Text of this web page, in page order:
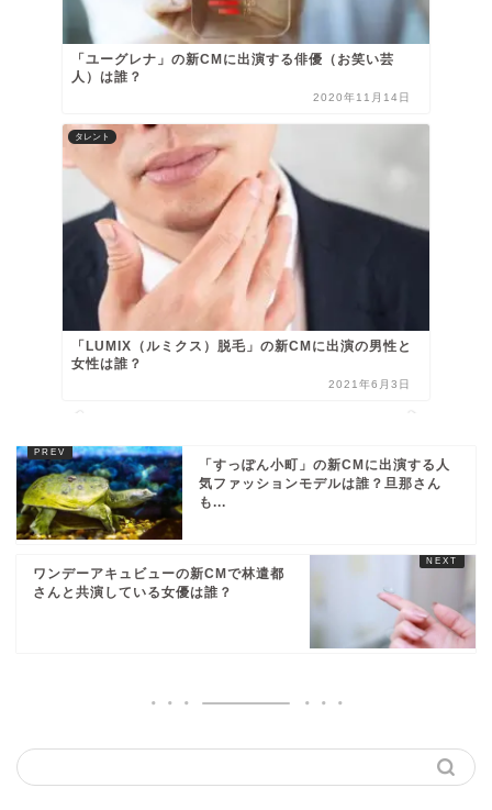
「ユーグレナ」の新CMに出演する俳優（お笑い芸
人）は誰？
2020年11月14日
タレント
「LUMIX（ルミクス）脱毛」の新CMに出演の男性と
女性は誰？
2021年6月3日
「すっぽん小町」の新CMに出演する人
気ファッションモデルは誰？旦那さん
も...
ワンデーアキュビューの新CMで林遣都
さんと共演している女優は誰？